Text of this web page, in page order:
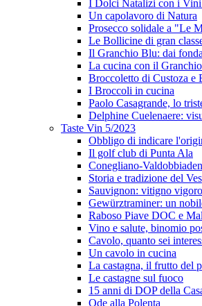
I Dolci Natalizi con i
Un capolavoro di Natura
Prosecco solidale a "Le
Le Bollicine di gran
Il Granchio Blu: dai
La cucina con il
Broccoletto di Custoza e
I Broccoli in cucina
Paolo Casagrande, lo
Delphine Cuelenaere:
Taste Vin 5/2023
Obbligo di indicare
Il golf club di Punta Ala
Conegliano-
Storia e tradizione del
Sauvignon: vitigno
Gewürztraminer: un
Raboso Piave DOC e
Vino e salute, binomio
Cavolo, quanto sei
Un cavolo in cucina
La castagna, il frutto del
Le castagne sul fuoco
15 anni di DOP della
Ode alla Polenta